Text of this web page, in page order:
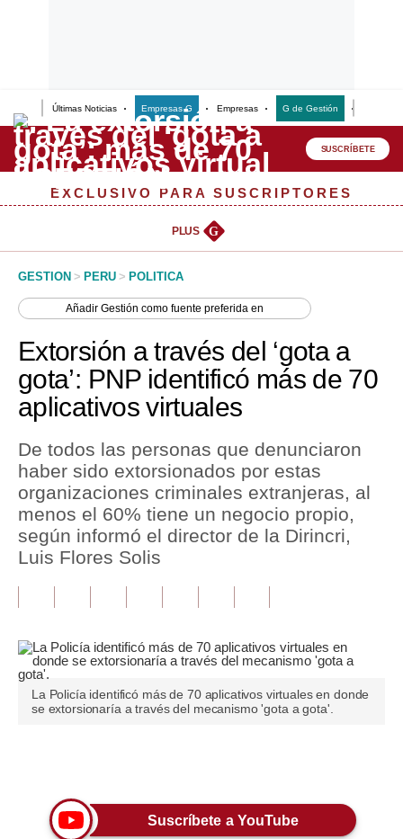
Últimas Noticias Empresas G Empresas G de Gestión
Lo último
Peru Quiosco
Management & Empleo
Perú
Política
Finanzas Personales
Inmobiliarias
Plus G
Pregunta de hoy
Blogs
Viajes
Moda
SUSCRÍBETE
EXCLUSIVO PARA SUSCRIPTORES
PLUS G
GESTION > PERU > POLITICA
AñadirGestión como fuente preferida en
Extorsión a través del ‘gota a
gota’: PNP identificó más de 70
aplicativos virtuales
De todos las personas que denunciaron
haber sido extorsionados por estas
organizaciones criminales extranjeras, al
menos el 60% tiene un negocio propio,
según informó el director de la Dirincri,
Luis Flores Solis
La Policía identificó más de 70 aplicativos virtuales en donde
se extorsionaría a través del mecanismo 'gota a gota'.
Suscríbete a YouTube